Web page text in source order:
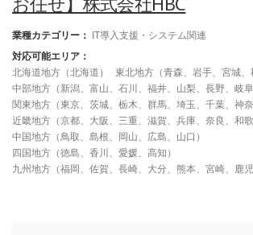
業種カテゴリー：
IT導入支援・システム関連
対応可能エリア：
北海道地方（北海道）
東北地方（青森、岩手、宮城、
中部地方（新潟、富山、石川、福井、山梨、長野、岐阜
関東地方（東京、茨城、栃木、群馬、埼玉、千葉、神奈
近畿地方（京都、大阪、三重、滋賀、兵庫、奈良、和歌
中国地方（鳥取、島根、岡山、広島、山口）
四国地方（徳島、香川、愛媛、高知）
九州地方（福岡、佐賀、長崎、大分、熊本、宮崎、鹿児